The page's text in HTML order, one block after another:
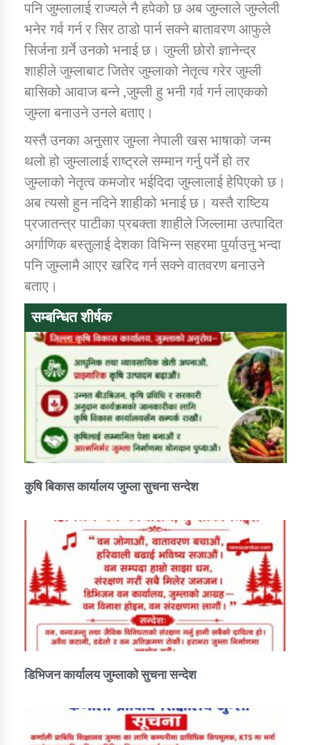
तातोपानी गाउँपालिका जुम्लाको महिला तथा लैङ्गिक हिंसा
सम्बन्धी सूचना सन्देश
तातोपानी गाउँपालिका जुम्लाको महिनावारी सम्बन्धिकाे
तातोपानी गाउँपालिका जुम्लाको बालविवाह सन्देश
तातोपानी गाउँपालिका जुम्लाको सूचना
तातोपानी गाउँपालिका जुम्लाको सूचना
पनि जुम्लालाई राज्यले नै हपेको छ अब जुम्लाले जुम्लेली
भनेर गर्व गर्न र सिर ठाडो पार्न सक्ने बातावरण आफुले
सिर्जना गर्र्ने उनको भनाई छ। जुम्ली छोरो ज्ञानेन्द्र
शाहीले जुम्लाबाट जितेर जुम्लाको नेतृत्व गरेर जुम्ली
बासिको आवाज बन्ने ,जुम्ली हु भनी गर्व गर्न लाएकको
जुम्ला बनाउने उनले बताए।
यस्तै उनका अनुसार जुम्ला नेपाली खस भाषाको जन्म
थलो हो जुम्लालाई राष्ट्रले सम्मान गर्नु पर्ने हो तर
जुम्लाको नेतृत्व कमजोर भईदिदा जुम्लालाई हेपिएको छ।
अब त्यसो हुन नदिने शाहीको भनाई छ। यस्तै राष्टिय
प्रजातन्त्र पाटीका प्रबक्ता शाहीले जिल्लामा उत्पादित
अर्गाणिक बस्तुलाई देशका विभिन्न सहरमा पुर्याउनु भन्दा
पनि जुम्लामै आएर खरिद गर्न सक्ने वातवरण बनाउने
बताए।
सम्बन्धित शीर्षक
कुषि बिकास कार्यालय जुम्ला सुचना सन्देश
डिभिजन कार्यालय जुम्लाको सुचना सन्देश